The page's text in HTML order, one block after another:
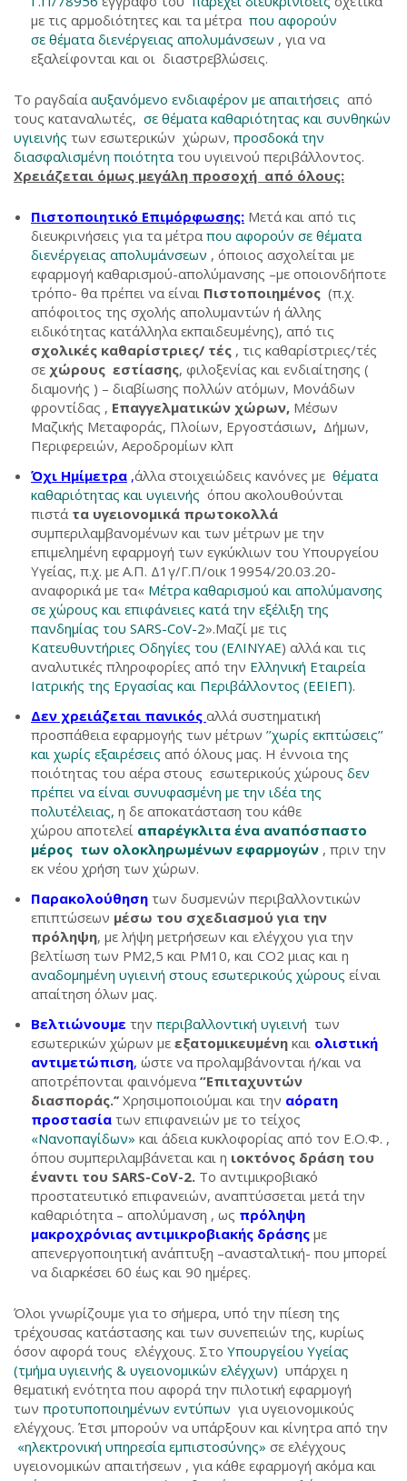
με τις αρμοδιότητες και τα μέτρα που αφορούν
σε θέματα διενέργειας απολυμάνσεων , για να
εξαλείφονται και οι διαστρεβλώσεις.
Το ραγδαία αυξανόμενο ενδιαφέρον με απαιτήσεις από
τους καταναλωτές, σε θέματα καθαριότητας και συνθηκών
υγιεινής των εσωτερικών χώρων, προσδοκά την
διασφαλισμένη ποιότητατου υγιεινού περιβάλλοντος.
Χρειάζεται όμως μεγάλη προσοχή από όλους:
Πιστοποιητικό Επιμόρφωσης: Μετά και από τις
διευκρινήσεις για τα μέτρα που αφορούν σε θέματα
διενέργειας απολυμάνσεων , όποιος ασχολείται με
εφαρμογή καθαρισμού-απολύμανσης –με οποιονδήποτε
τρόπο- θα πρέπει να είναι Πιστοποιημένος (π.χ.
απόφοιτος της σχολής απολυμαντών ή άλλης
ειδικότητας κατάλληλα εκπαιδευμένης), από τις
σχολικές καθαρίστριες/ τές , τις καθαρίστριες/τές
σε χώρους εστίασης, φιλοξενίας και ενδιαίτησης (
διαμονής ) – διαβίωσης πολλών ατόμων, Μονάδων
φροντίδας , Επαγγελματικών χώρων, Μέσων
Μαζικής Μεταφοράς, Πλοίων, Εργοστάσιων, Δήμων,
Περιφερειών, Αεροδρομίων κλπ
Όχι Ημίμετρα ,άλλα στοιχειώδεις κανόνες με θέματα
καθαριότητας και υγιεινής όπου ακολουθούνται
πιστά τα υγειονομικά πρωτοκολλά
συμπεριλαμβανομένων και των μέτρων με την
επιμελημένη εφαρμογή των εγκύκλιων του Υπουργείου
Υγείας, π.χ. με Α.Π. Δ1γ/Γ.Π/οικ 19954/20.03.20-
αναφορικά με τα« Μέτρα καθαρισμού και απολύμανσης
σε χώρους και επιφάνειες κατά την εξέλιξη της
πανδημίας του SARS-CoV-2».Μαζί με τις
Κατευθυντήριες Οδηγίες του (ΕΛΙΝΥΑΕ) αλλά και τις
αναλυτικές πληροφορίες από την Ελληνική Εταιρεία
Ιατρικής της Εργασίας και Περιβάλλοντος (ΕΕΙΕΠ).
Δεν χρειάζεται πανικός αλλά συστηματική
προσπάθεια εφαρμογής των μέτρων ’’χωρίς εκπτώσεις’’
και χωρίς εξαιρέσεις από όλους μας. Η έννοια της
ποιότητας του αέρα στους εσωτερικούς χώρους δεν
πρέπει να είναι συνυφασμένη με την ιδέα της
πολυτέλειας, η δε αποκατάσταση του κάθε
χώρου αποτελεί απαρέγκλιτα ένα αναπόσπαστο
μέρος των ολοκληρωμένων εφαρμογών , πριν την
εκ νέου χρήση των χώρων.
Παρακολούθηση των δυσμενών περιβαλλοντικών
επιπτώσεων μέσω του σχεδιασμού για την
πρόληψη, με λήψη μετρήσεων και ελέγχου για την
βελτίωση των PM2,5 και PM10, και CO2 μιας και η
αναδομημένη υγιεινή στους εσωτερικούς χώρους είναι
απαίτηση όλων μας.
Βελτιώνουμε την περιβαλλοντική υγιεινή των
εσωτερικών χώρων με εξατομικευμένη και ολιστική
αντιμετώπιση, ώστε να προλαμβάνονται ή/και να
αποτρέπονται φαινόμενα ”Επιταχυντών
διασποράς.’’ Χρησιμοποιούμαι και την αόρατη
προστασία των επιφανειών με το τείχος
«Νανοπαγίδων» και άδεια κυκλοφορίας από τον Ε.Ο.Φ. ,
όπου συμπεριλαμβάνεται και η ιοκτόνος δράση του
έναντι του SARS-CoV-2. Το αντιμικροβιακό
προστατευτικό επιφανειών, αναπτύσσεται μετά την
καθαριότητα – απολύμανση , ως πρόληψη
μακροχρόνιας αντιμικροβιακής δράσης με
απενεργοποιητική ανάπτυξη –ανασταλτική- που μπορεί
να διαρκέσει 60 έως και 90 ημέρες.
Όλοι γνωρίζουμε για το σήμερα, υπό την πίεση της
τρέχουσας κατάστασης και των συνεπειών της, κυρίως
όσον αφορά τους ελέγχους. Στο Υπουργείου Υγείας
(τμήμα υγιεινής & υγειονομικών ελέγχων) υπάρχει η
θεματική ενότητα που αφορά την πιλοτική εφαρμογή
των προτυποποιημένων εντύπων για υγειονομικούς
ελέγχους. Έτσι μπορούν να υπάρξουν και κίνητρα από την
«ηλεκτρονική υπηρεσία εμπιστοσύνης» σε ελέγχους
υγειονομικών απαιτήσεων , για κάθε εφαρμογή ακόμα και